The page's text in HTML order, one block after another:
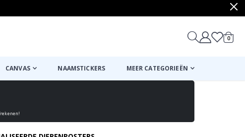
0
CANVAS NAAMSTICKERS MEER CATEGORIEËN